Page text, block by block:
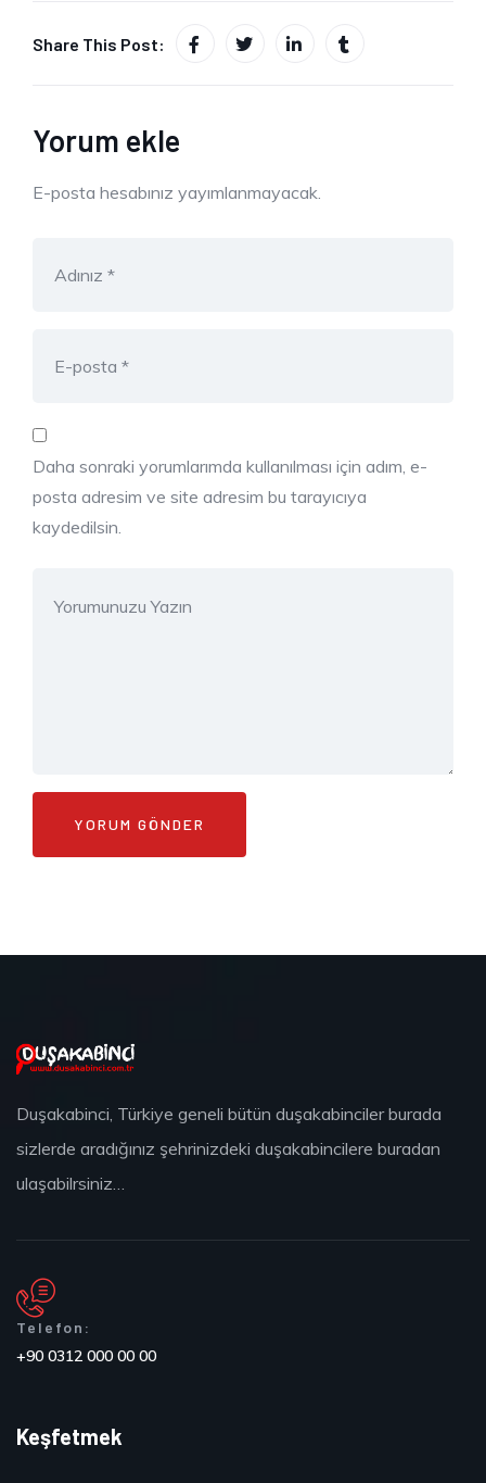
Share This Post:
Yorum ekle
E-posta hesabınız yayımlanmayacak.
Daha sonraki yorumlarımda kullanılması için adım, e-
posta adresim ve site adresim bu tarayıcıya
kaydedilsin.
Duşakabinci, Türkiye geneli bütün duşakabinciler burada
sizlerde aradığınız şehrinizdeki duşakabincilere buradan
ulaşabilrsiniz…
Telefon:
+90 0312 000 00 00
Keşfetmek